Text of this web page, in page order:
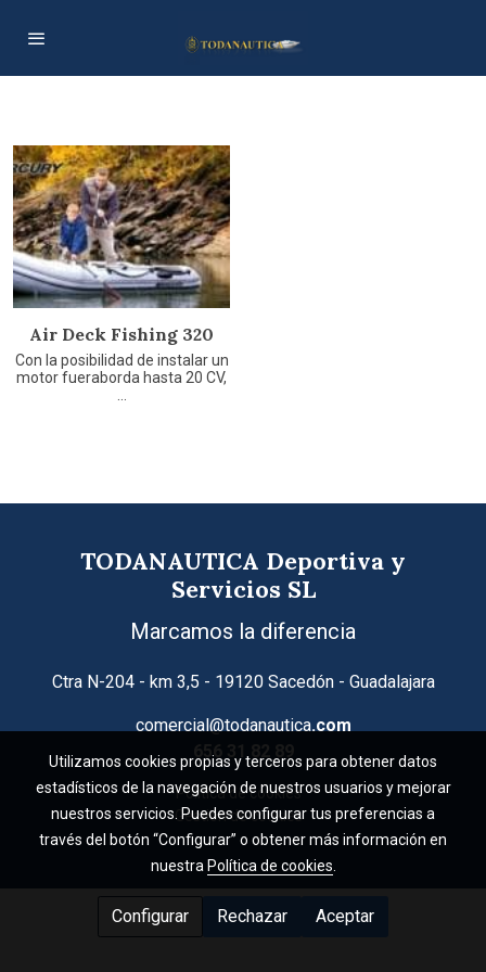
Air Deck Fishing 320
Con la posibilidad de instalar un
motor fueraborda hasta 20 CV,
TODANAUTICA Deportiva y
Servicios SL
Marcamos la diferencia
Ctra N-204 - km 3,5 - 19120 Sacedón - Guadalajara
comercial@todanautica.com
656 31 82 89
Política de cookies
Gestión de cookies
Utilizamos cookies propias y terceros para obtener datos
estadísticos de la navegación de nuestros usuarios y mejorar
nuestros servicios. Puedes configurar tus preferencias a
través del botón “Configurar” o obtener más información en
nuestra Política de cookies
Configurar Rechazar Aceptar